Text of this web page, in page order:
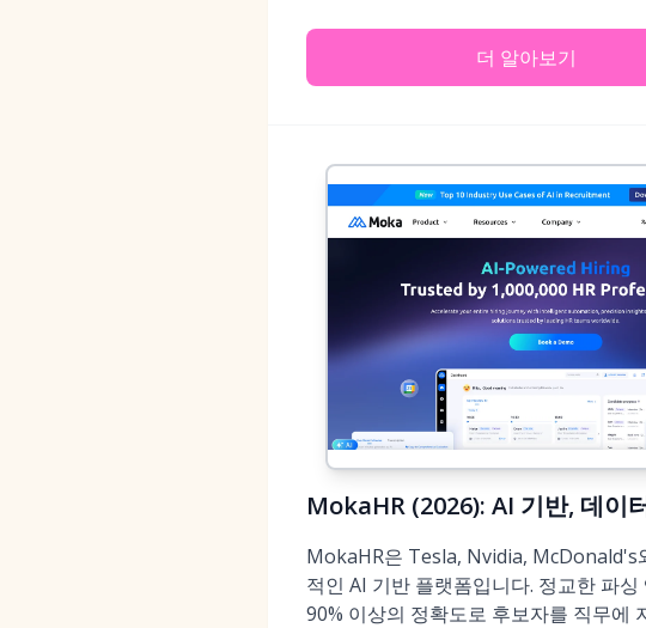
더 알아보기
MokaHR (2026): AI 기반, 데이
MokaHR은 Tesla, Nvidia, McDonald's
적인 AI 기반 플랫폼입니다. 정교한 파
90% 이상의 정확도로 후보자를 직무에